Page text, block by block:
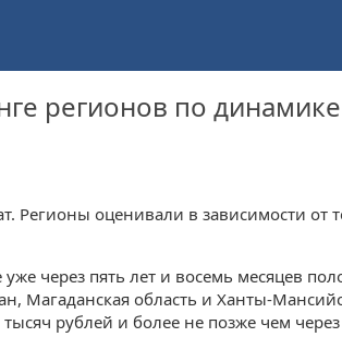
регионов по
Регионы оценивали в зависимости от
через пять лет и восемь месяцев
Магаданская область и Ханты-
рублей и более не позже чем через